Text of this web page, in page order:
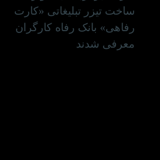
ساخت تیزر تبلیغاتی «کارت
رفاهی» بانک رفاه کارگران
معرفی شدند